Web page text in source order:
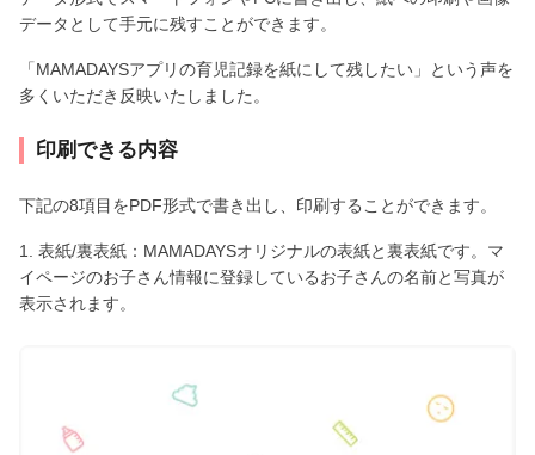
データとして手元に残すことができます。
「MAMADAYSアプリの育児記録を紙にして残したい」という声を
多くいただき反映いたしました。
印刷できる内容
下記の8項目をPDF形式で書き出し、印刷することができます。
1. 表紙/裏表紙：MAMADAYSオリジナルの表紙と裏表紙です。マ
イページのお子さん情報に登録しているお子さんの名前と写真が
表示されます。